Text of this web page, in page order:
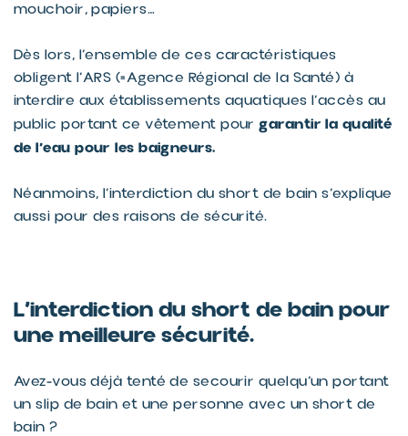
mouchoir, papiers…
Dès lors, l’ensemble de ces caractéristiques
obligent l’ARS (=Agence Régional de la Santé) à
interdire aux établissements aquatiques l’accès au
public portant ce vêtement pourgarantir la qualité
de l’eau pour les baigneurs.
Néanmoins, l’interdiction du short de bain s’explique
aussi pour des raisons de sécurité.
L’interdiction du short de bain pour
une meilleure sécurité.
Avez-vous déjà tenté de secourir quelqu’un portant
un slip de bain et une personne avec un short de
bain ?